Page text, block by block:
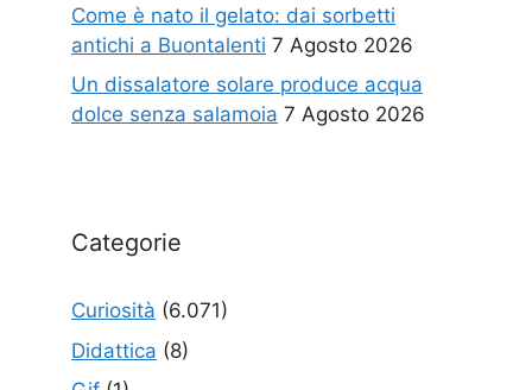
Come è nato il gelato: dai sorbetti
antichi a Buontalenti 7 Agosto 2026
Un dissalatore solare produce acqua
dolce senza salamoia 7 Agosto 2026
Categorie
Curiosità (6.071)
Didattica (8)